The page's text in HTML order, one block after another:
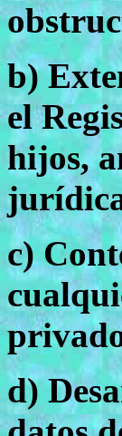
b)
el
hijos,
c)
d)